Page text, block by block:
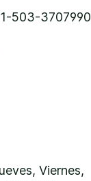
1-503-3707990
Viernes,